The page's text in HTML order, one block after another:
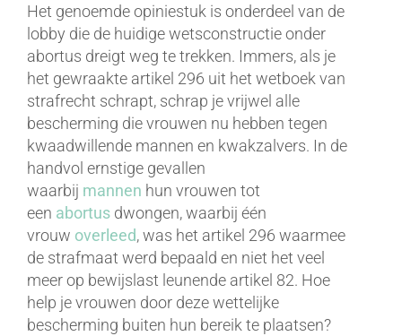
Het genoemde opiniestuk is onderdeel van de
lobby die de huidige wetsconstructie onder
abortus dreigt weg te trekken. Immers, als je
het gewraakte artikel 296 uit het wetboek van
strafrecht schrapt, schrap je vrijwel alle
bescherming die vrouwen nu hebben tegen
kwaadwillende mannen en kwakzalvers. In de
handvol ernstige gevallen
waarbij mannen hun vrouwen tot
een abortus dwongen, waarbij één
vrouw overleed, was het artikel 296 waarmee
de strafmaat werd bepaald en niet het veel
meer op bewijslast leunende artikel 82. Hoe
help je vrouwen door deze wettelijke
bescherming buiten hun bereik te plaatsen?